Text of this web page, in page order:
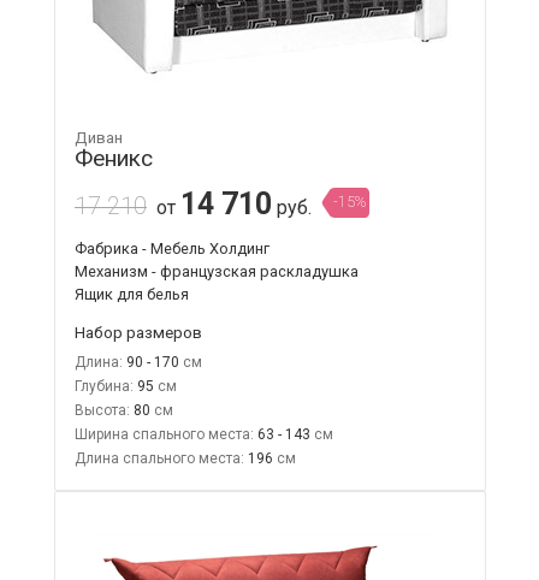
Диван
Феникс
17 210 от 14 710 руб. -15%
Фабрика - Мебель Холдинг
Механизм - французская раскладушка
Ящик для белья
Набор размеров
Длина: 90 - 170
Глубина: 95
Высота: 80
Ширина спального места: 63 - 143
Длина спального места: 196